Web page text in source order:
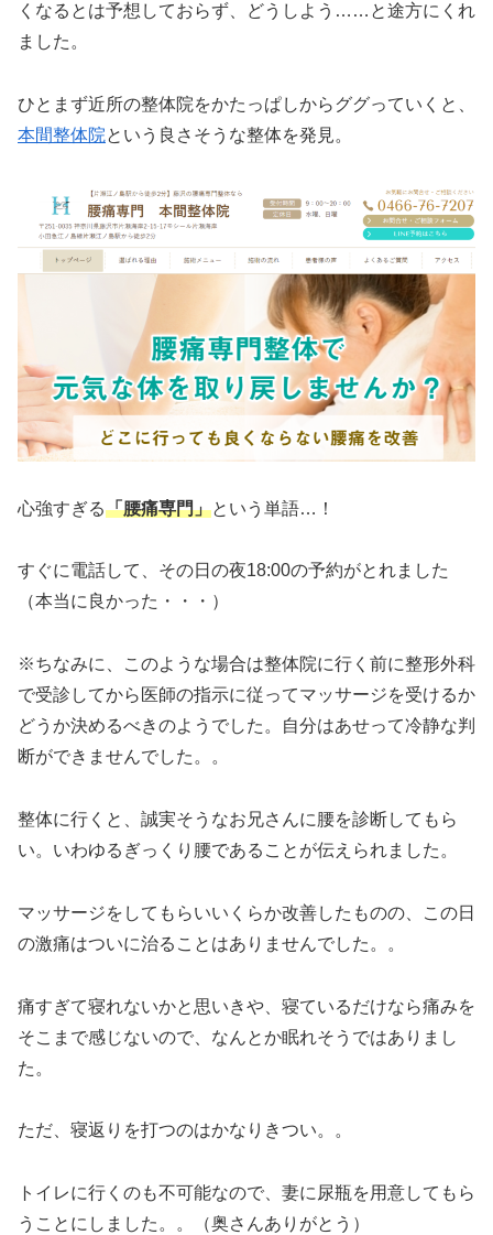
くなるとは予想しておらず、どうしよう……と途方にくれ
ました。
ひとまず近所の整体院をかたっぱしからググっていくと、
本間整体院という良さそうな整体を発見。
心強すぎる「腰痛専門」という単語…！
すぐに電話して、その日の夜18:00の予約がとれました
（本当に良かった・・・）
※ちなみに、このような場合は整体院に行く前に整形外科
で受診してから医師の指示に従ってマッサージを受けるか
どうか決めるべきのようでした。自分はあせって冷静な判
断ができませんでした。。
整体に行くと、誠実そうなお兄さんに腰を診断してもら
い。いわゆるぎっくり腰であることが伝えられました。
マッサージをしてもらいいくらか改善したものの、この日
の激痛はついに治ることはありませんでした。。
痛すぎて寝れないかと思いきや、寝ているだけなら痛みを
そこまで感じないので、なんとか眠れそうではありまし
た。
ただ、寝返りを打つのはかなりきつい。。
トイレに行くのも不可能なので、妻に尿瓶を用意してもら
うことにしました。。（奥さんありがとう）